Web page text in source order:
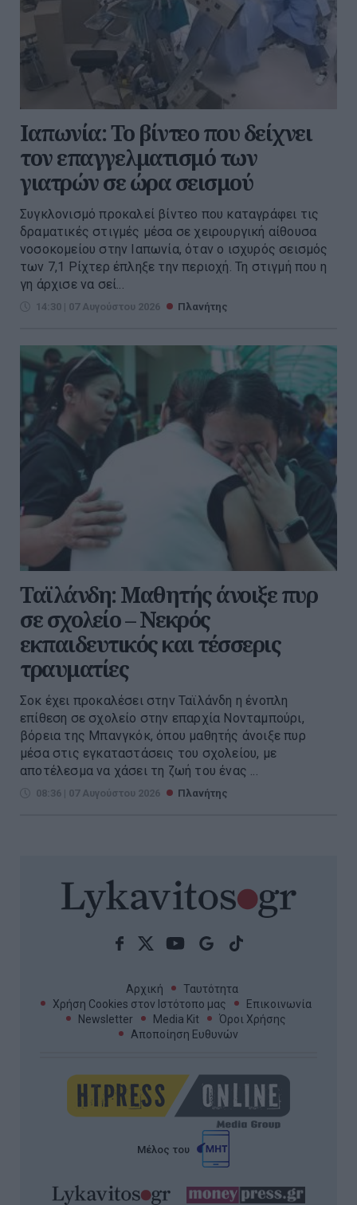
Ιαπωνία: Το βίντεο που δείχνει
τον επαγγελματισμό των
γιατρών σε ώρα σεισμού
Συγκλονισμό προκαλεί βίντεο που καταγράφει τις
δραματικές στιγμές μέσα σε χειρουργική αίθουσα
νοσοκομείου στην Ιαπωνία, όταν ο ισχυρός σεισμός
των 7,1 Ρίχτερ έπληξε την περιοχή. Τη στιγμή που η
γη άρχισε να σεί...
14:30 | 07 Αυγούστου 2026 Πλανήτης
Ταϊλάνδη: Μαθητής άνοιξε πυρ
σε σχολείο – Νεκρός
εκπαιδευτικός και τέσσερις
τραυματίες
Σοκ έχει προκαλέσει στην Ταϊλάνδη η ένοπλη
επίθεση σε σχολείο στην επαρχία Νονταμπούρι,
βόρεια της Μπανγκόκ, όπου μαθητής άνοιξε πυρ
μέσα στις εγκαταστάσεις του σχολείου, με
αποτέλεσμα να χάσει τη ζωή του ένας ...
08:36 | 07 Αυγούστου 2026 Πλανήτης
Αρχική
Ταυτότητα
Χρήση Cookies στον Ιστότοπο μας
Επικοινωνία
Newsletter
Media Kit
Όροι Χρήσης
Αποποίηση Ευθυνών
Μέλος του